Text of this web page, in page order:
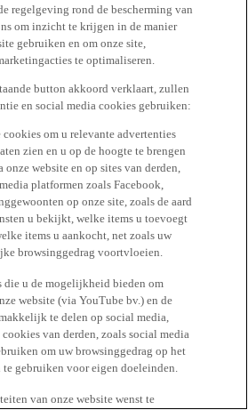
regelgeving rond de bescherming van
om inzicht te krijgen in de manier
gebruiken en om onze site,
te optimaliseren.
button akkoord verklaart, zullen
en social media cookies gebruiken:
om u relevante advertenties
zien en u op de hoogte te brengen
website en op sites van derden,
platformen zoals Facebook,
op onze site, zoals de aard
u bekijkt, welke items u toevoegt
items u aankocht, net zoals uw
browsinggedrag voortvloeien.
die u de mogelijkheid bieden om
website (via YouTube bv.) en de
te delen op social media,
van derden, zoals social media
om uw browsinggedrag op het
gebruiken voor eigen doeleinden.
van onze website wenst te